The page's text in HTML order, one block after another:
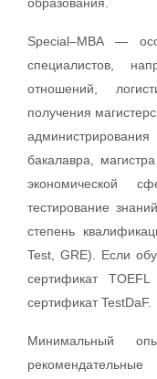
Special–MBA —
специалистов,
отношений,
получения
бакалавра,
экономической
тестирование
степень
Test, GRE). Если
сертификат
сертификат TestDaF.
Минимальный